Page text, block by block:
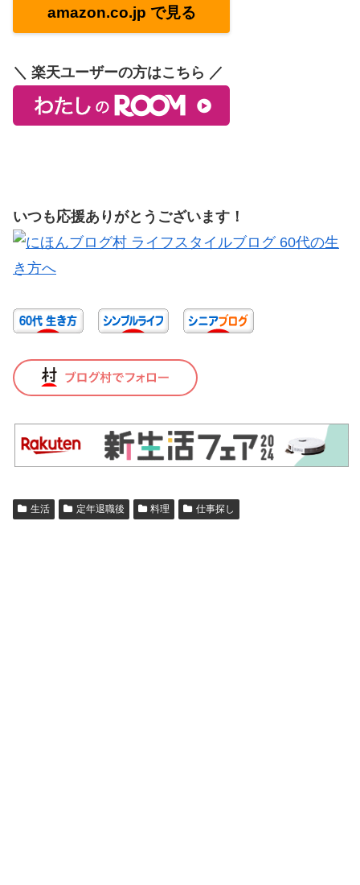
amazon.co.jp で見る
＼ 楽天ユーザーの方はこちら ／
いつも応援ありがとうございます！
生活 定年退職後 料理 仕事探し